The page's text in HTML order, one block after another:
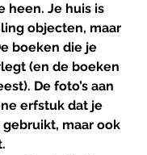
heen. Je huis is
objecten, maar
boeken die je
(en de boeken
De foto’s aan
erfstuk dat je
maar ook